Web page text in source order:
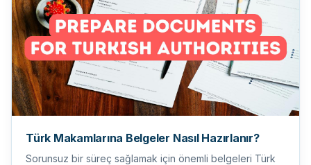
Türk Makamlarına Belgeler Nasıl Hazırlanır?
Sorunsuz bir süreç sağlamak için önemli belgeleri Türk